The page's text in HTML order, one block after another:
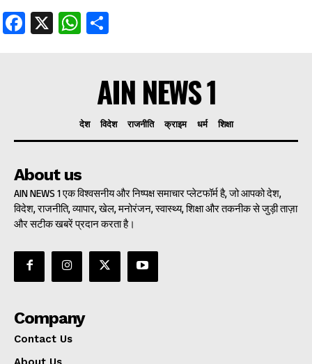
Facebook
X WhatsApp
AIN NEWS 1
देश विदेश राजनीति क्राइम धर्म शिक्षा
About us
AIN NEWS 1 एक विश्वसनीय और निष्पक्ष समाचार प्लेटफॉर्म है, जो आपको देश,
विदेश, राजनीति, व्यापार, खेल, मनोरंजन, स्वास्थ्य, शिक्षा और तकनीक से जुड़ी ताज़ा
और सटीक खबरें प्रदान करता है।
Company
Contact Us